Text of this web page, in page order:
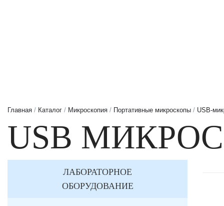
Главная / Каталог / Микроскопия / Портативные микроскопы / USB-
USB
ЛАБОРАТОРНОЕ
ОБОРУДОВАНИЕ